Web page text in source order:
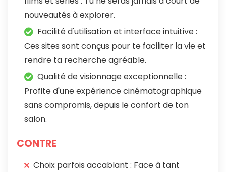
nouveautés à explorer.
Facilité d'utilisation et interface intuitive :
Ces sites sont conçus pour te faciliter la vie et
rendre ta recherche agréable.
Qualité de visionnage exceptionnelle :
Profite d'une expérience cinématographique
sans compromis, depuis le confort de ton
salon.
CONTRE
Choix parfois accablant : Face à tant